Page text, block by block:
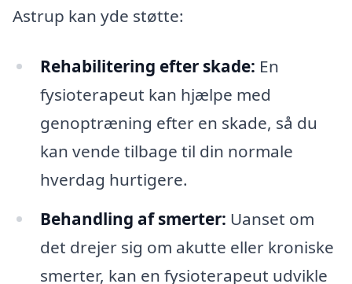
Astrup kan yde støtte:
Rehabilitering efter skade: En
fysioterapeut kan hjælpe med
genoptræning efter en skade, så du
kan vende tilbage til din normale
hverdag hurtigere.
Behandling af smerter: Uanset om
det drejer sig om akutte eller kroniske
smerter, kan en fysioterapeut udvikle